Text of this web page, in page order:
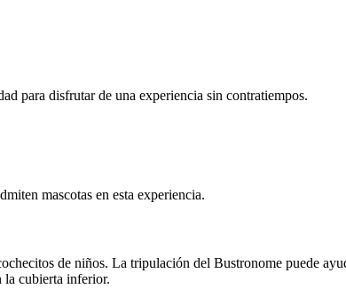
para disfrutar de una experiencia sin contratiempos.
mascotas en esta experiencia.
de niños. La tripulación del Bustronome puede
la cubierta inferior.